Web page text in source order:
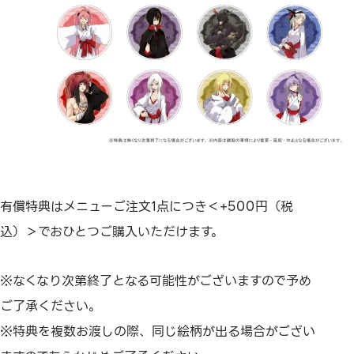
有償特典はメニューご注文1点につき＜+500円（税
込）＞でおひとつご購入いただけます。
※なくなり次第終了となる可能性がございますので予め
ご了承ください。
※特典を複数お渡しの際、同じ絵柄が出る場合がござい